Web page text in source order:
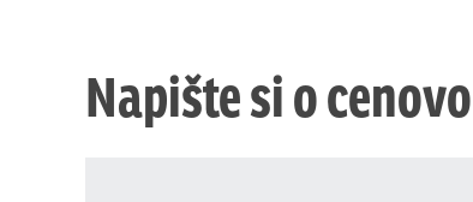
Napište si o